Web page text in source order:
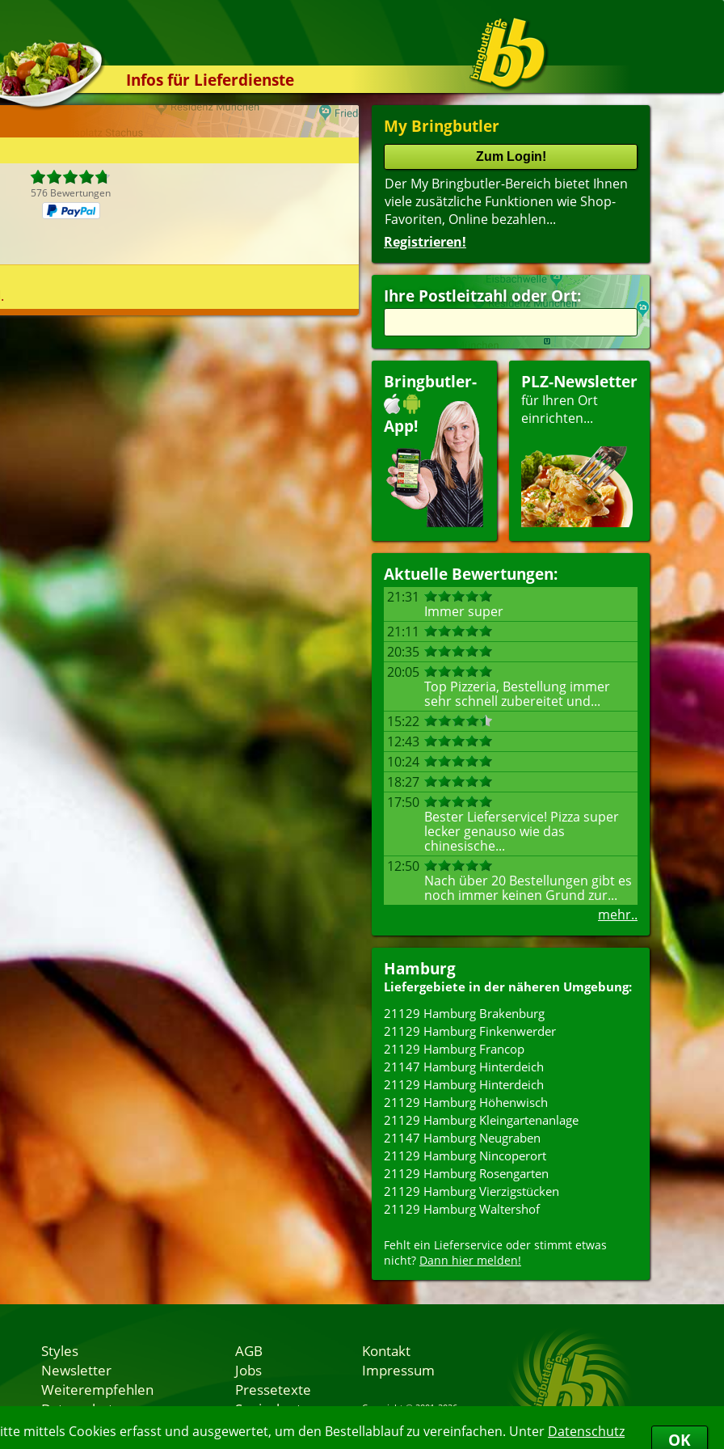
mittels Cookies erfasst und ausgewertet, um den Bestellablauf zu vereinfachen. Unter Datenschutz
OK
Infos für Lieferdienste
Kassensystem
Zuverlässigkeit
Styles
Kontakt
My Bringbutler
Der My Bringbutler-Bereich bietet Ihnen
viele zusätzliche Funktionen wie Shop-
Favoriten, Online bezahlen...
Registrieren!
Ihre Postleitzahl oder Ort:
Bringbutler-
App!
PLZ-Newsletter
für Ihren Ort
einrichten...
Aktuelle Bewertungen:
21:31
Immer super
21:11
20:35
20:05
Top Pizzeria, Bestellung immer
sehr schnell zubereitet und...
15:22
12:43
10:24
18:27
17:50
Bester Lieferservice! Pizza super
lecker genauso wie das
chinesische...
12:50
Nach über 20 Bestellungen gibt es
noch immer keinen Grund zur...
mehr..
Hamburg
Liefergebiete in der näheren Umgebung:
21129 Hamburg Brakenburg
21129 Hamburg Finkenwerder
21129 Hamburg Francop
21147 Hamburg Hinterdeich
21129 Hamburg Hinterdeich
21129 Hamburg Höhenwisch
21129 Hamburg Kleingartenanlage
21147 Hamburg Neugraben
21129 Hamburg Nincoperort
21129 Hamburg Rosengarten
21129 Hamburg Vierzigstücken
21129 Hamburg Waltershof
Fehlt ein Lieferservice oder stimmt etwas
nicht? Dann hier melden!
576 Bewertungen
Styles
Newsletter
Weiterempfehlen
Datenschutz
Nutzungsbedingungen
AGB
Jobs
Pressetexte
Speisekarten
Lieferservice
Kontakt
Impressum
Copyright © 2001-2026
07.08.2026 00:56:12